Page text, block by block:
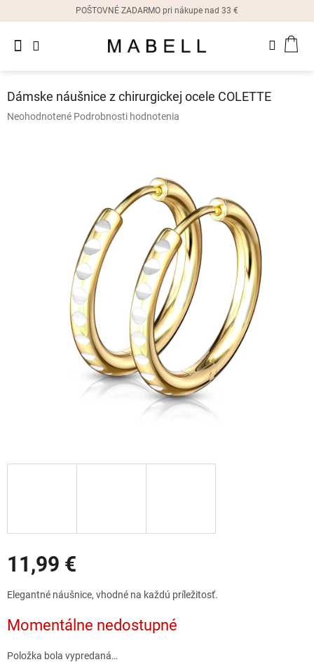
POŠTOVNÉ ZADARMO pri nákupe nad 33 €
Dámske
náušnice
Dámske náušnice z chirurgickej ocele COLETTE
Priemerné
Neohodnotené Podrobnosti hodnotenia
11,99 €
cena:
Elegantné náušnice, vhodné na každú príležitosť.
Momentálne nedostupné
Položka bola vypredaná…